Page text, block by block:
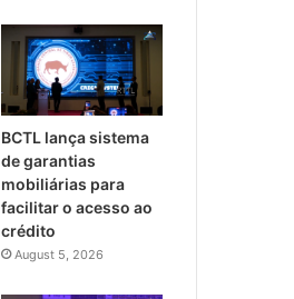
BCTL lança sistema
de garantias
mobiliárias para
facilitar o acesso ao
crédito
August 5, 2026